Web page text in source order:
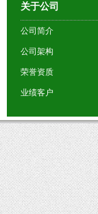
关于公司
公司简介
公司架构
荣誉资质
业绩客户